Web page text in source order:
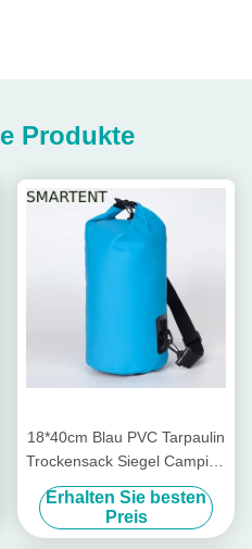
Produkte
18*40cm Blau PVC Tarpaulin
Trockensack Siegel Camping
Strand Rafting Überbord
Wasserdichte Rohrtasche
Leichtgewicht 5L - 30L mit
Erhalten Sie besten
Preis